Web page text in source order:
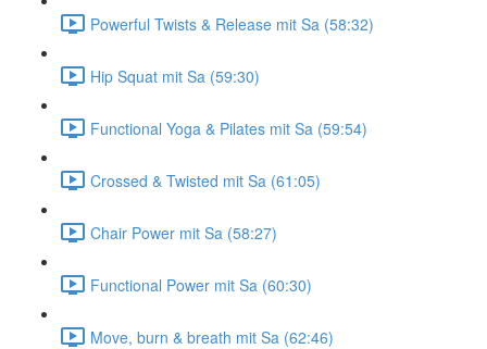
Powerful Twists & Release mit Sa (58:32)
Hip Squat mit Sa (59:30)
Functional Yoga & Pilates mit Sa (59:54)
Crossed & Twisted mit Sa (61:05)
Chair Power mit Sa (58:27)
Functional Power mit Sa (60:30)
Move, burn & breath mit Sa (62:46)